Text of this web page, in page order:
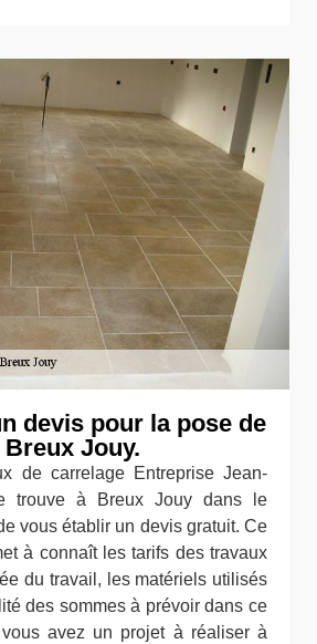
devis pour la pose de
Jouy.
de carrelage Entreprise Jean-
trouve à Breux Jouy dans le
vous établir un devis gratuit. Ce
à connaît les tarifs des travaux
du travail, les matériels utilisés
des sommes à prévoir dans ce
avez un projet à réaliser à